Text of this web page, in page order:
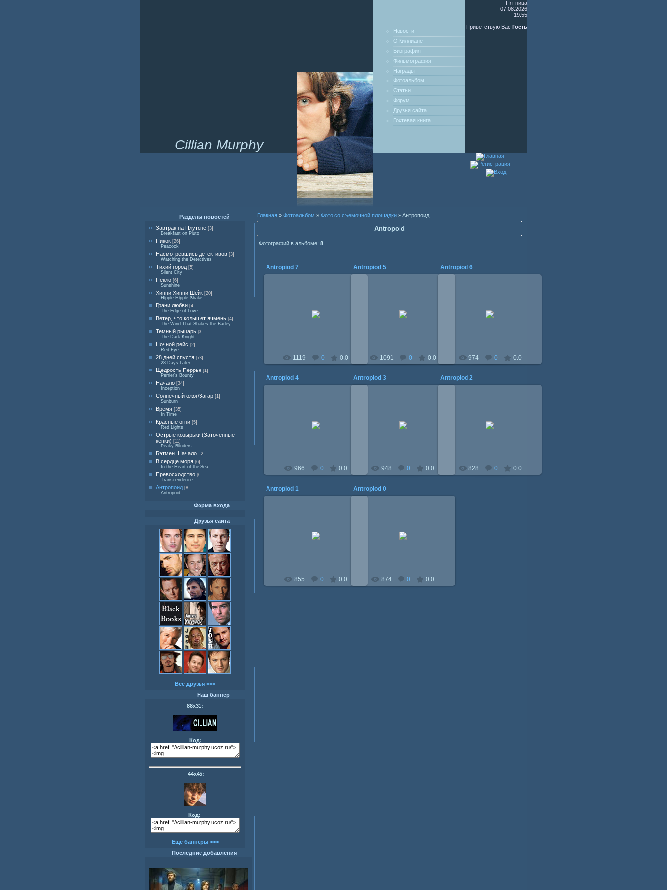
Cillian Murphy
Новости
О Киллиане
Биография
Фильмография
Награды
Фотоальбом
Статьи
Форум
Друзья сайта
Гостевая книга
Пятница
07.08.2026
19:55
Приветствую Вас Гость
Разделы новостей
Завтрак на Плутоне [3]
Breakfast on Pluto
Пикок [26]
Peacock
Насмотревшись детективов [3]
Watching the Detectives
Тихий город [5]
Silent City
Пекло [6]
Sunshine
Хиппи Хиппи Шейк [20]
Hippie Hippie Shake
Грани любви [4]
The Edge of Love
Ветер, что колышет ячмень [4]
The Wind That Shakes the Barley
Темный рыцарь [3]
The Dark Knight
Ночной рейс [2]
Red Eye
28 дней спустя [73]
28 Days Later
Щедрость Перрье [1]
Perrier's Bounty
Начало [34]
Inception
Солнечный ожог/Загар [1]
Sunburn
Время [35]
In Time
Красные огни [5]
Red Lights
Острые козырьки (Заточенные
кепки) [11]
Peaky Blinders
Бэтмен. Начало. [2]
В сердце моря [6]
In the Heart of the Sea
Превосходство [0]
Transcendence
Антропоид [8]
Antropoid
Форма входа
Друзья сайта
Все друзья >>>
Наш баннер
88х31:
Код:
44х45:
Код:
Еще баннеры >>>
Последние добавления
Главная » Фотоальбом » Фото со съемочной площадки » Антропоид
Antropoid
Фотографий в альбоме: 8
Antropiod 7
1119 0 0.0
Antropiod 5
1091 0 0.0
Antropiod 6
974 0 0.0
Antropiod 4
966 0 0.0
Antropiod 3
948 0 0.0
Antropiod 2
828 0 0.0
Antropiod 1
855 0 0.0
Antropiod 0
874 0 0.0